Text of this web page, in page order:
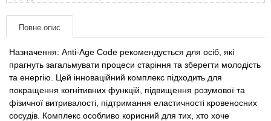
Повне опис
Назначення: Anti-Age Code рекомендується для осіб, які
прагнуть загальмувати процеси старіння та зберегти молодість
та енергію. Цей інноваційний комплекс підходить для
покращення когнітивних функцій, підвищення розумової та
фізичної витривалості, підтримання еластичності кровеносних
сосудів. Комплекс особливо корисний для тих, хто хоче
Товари для голубів
Товари для коней
Товари для людей